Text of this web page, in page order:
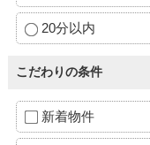
20分以内
こだわりの条件
新着物件